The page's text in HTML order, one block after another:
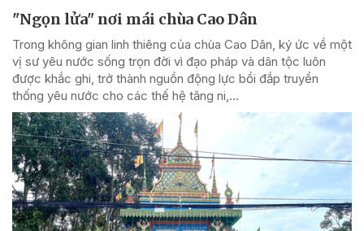
"Ngọn lửa" nơi mái chùa Cao Dân
Trong không gian linh thiêng của chùa Cao Dân, ký ức về một
vị sư yêu nước sống trọn đời vì đạo pháp và dân tộc luôn
được khắc ghi, trở thành nguồn động lực bồi đắp truyền
thống yêu nước cho các thế hệ tăng ni,...